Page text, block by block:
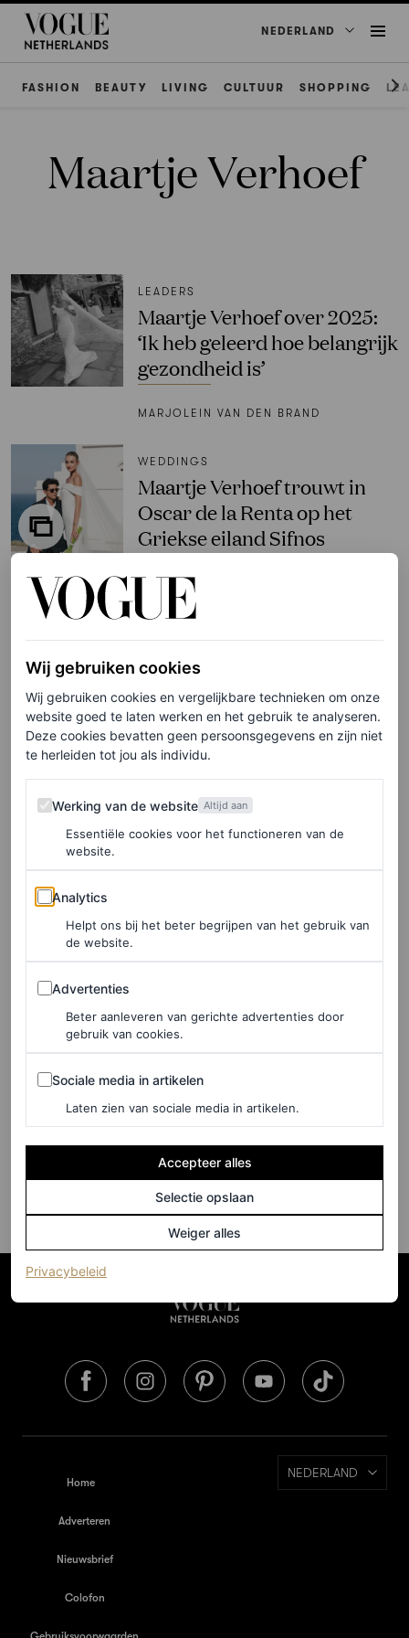
NEDERLAND
FASHION BEAUTY LIVING CULTUUR SHOPPING
Maartje Verhoef
LEADERS
Maartje Verhoef over 2025:
‘Ik heb geleerd hoe belangrijk
gezondheid is’
MARJOLEIN VAN DEN BRAND
WEDDINGS
Maartje Verhoef trouwt in
Oscar de la Renta op het
Griekse eiland Sifnos
MARJOLEIN VAN DEN BRAND
Vloeiend en sculpturaal:
sieraden die jouw summer
holiday look die breezy vibe
geven
PANDORA
Haute Cuisine: het
verrassende favoriete
Maartje Verhoef
LIVING
Nieuwe rubriek Magic
Mornings: dit keer Maartje
Verhoef over koud douchen,
minder koffie en puffy eyes
MARTINE FINDHAMMER
Home
Adverteren
Nieuwsbrief
Colofon
NEDERLAND
Wij gebruiken cookies
Wij gebruiken cookies en vergelijkbare technieken om onze
website goed te laten werken en het gebruik te analyseren.
Deze cookies bevatten geen persoonsgegevens en zijn niet
te herleiden tot jou als individu.
Werking van de website
Werking van de website Altijd aan
Essentiële cookies voor het functioneren van de
website.
Analytics
Analytics
Helpt ons bij het beter begrijpen van het gebruik van
de website.
Advertenties
Advertenties
Beter aanleveren van gerichte advertenties door
gebruik van cookies.
Sociale media in artikelen
Sociale media in artikelen
Laten zien van sociale media in artikelen.
Accepteer alles
Selectie opslaan
Weiger alles
Privacybeleid